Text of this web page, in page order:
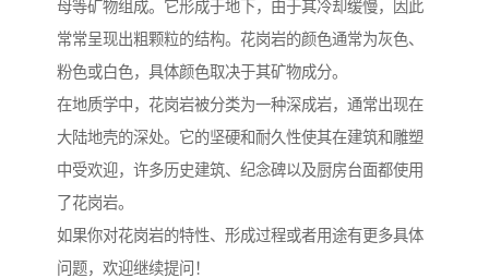
母等矿物组成。它形成于地下，由于其冷却缓慢，因此
常常呈现出粗颗粒的结构。花岗岩的颜色通常为灰色、
粉色或白色，具体颜色取决于其矿物成分。
在地质学中，花岗岩被分类为一种深成岩，通常出现在
大陆地壳的深处。它的坚硬和耐久性使其在建筑和雕塑
中受欢迎，许多历史建筑、纪念碑以及厨房台面都使用
了花岗岩。
如果你对花岗岩的特性、形成过程或者用途有更多具体
问题，欢迎继续提问！